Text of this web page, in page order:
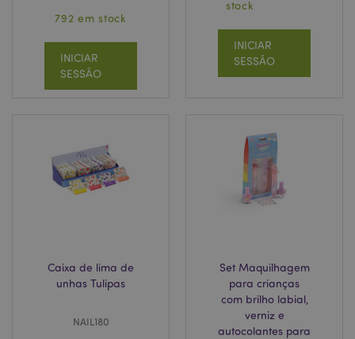
792 em stock
INICIAR
SESSÃO
stock
INICIAR
SESSÃO
Caixa de lima de
unhas Tulipas
NAIL180
Set Maquilhagem
para crianças
com brilho labial,
verniz e
autocolantes para
www.puckator.pt
mage-cache-storage
product_data_storage
Adobe Inc.
www.puckator.pt
Adobe Inc.
www.puckator.pt